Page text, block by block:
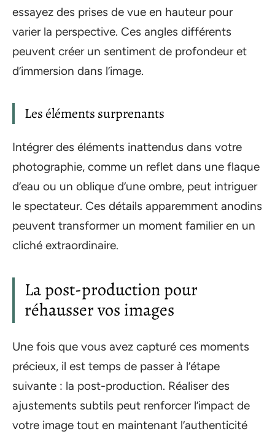
essayez des prises de vue en hauteur pour
varier la perspective. Ces angles différents
peuvent créer un sentiment de profondeur et
d’immersion dans l’image.
Les éléments surprenants
Intégrer des éléments inattendus dans votre
photographie, comme un reflet dans une flaque
d’eau ou un oblique d’une ombre, peut intriguer
le spectateur. Ces détails apparemment anodins
peuvent transformer un moment familier en un
cliché extraordinaire.
La post-production pour
réhausser vos images
Une fois que vous avez capturé ces moments
précieux, il est temps de passer à l’étape
suivante : la post-production. Réaliser des
ajustements subtils peut renforcer l’impact de
votre image tout en maintenant l’authenticité